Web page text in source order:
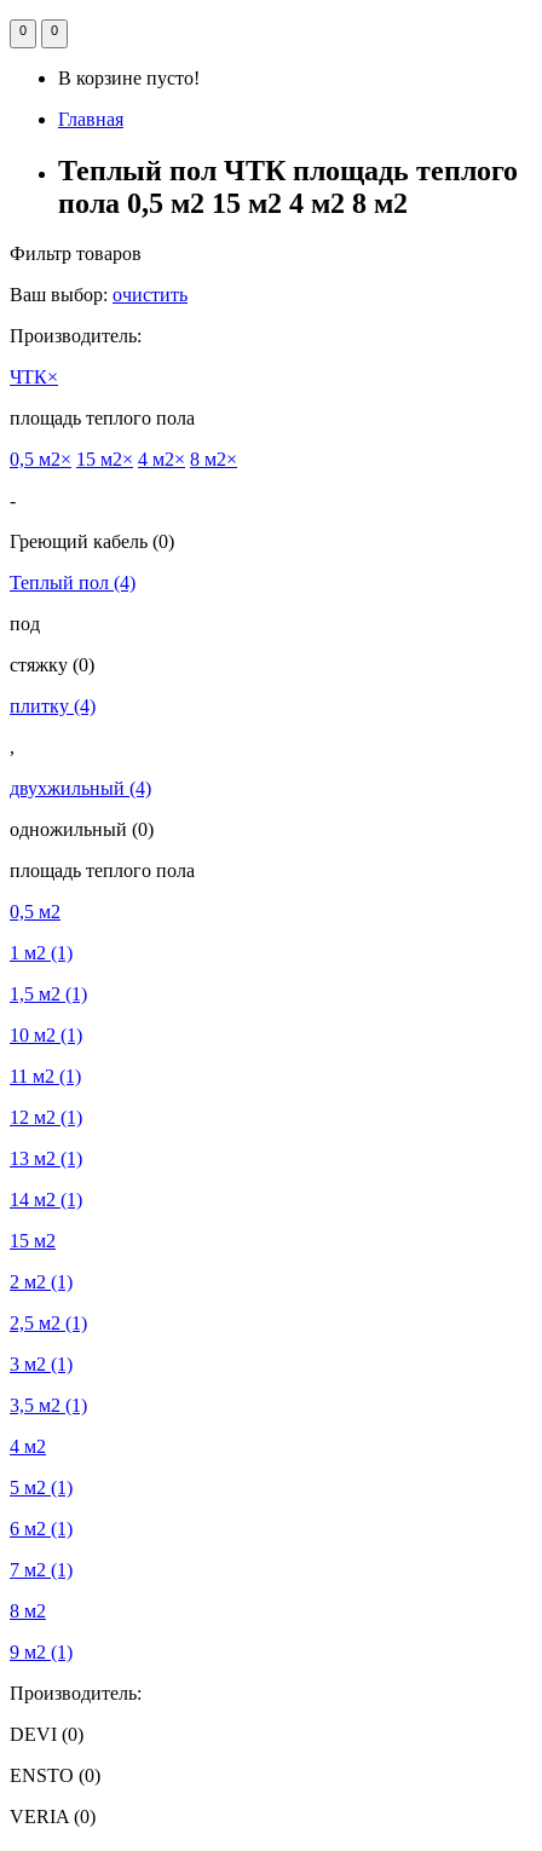
0 0
В корзине пусто!
Главная
Теплый пол ЧТК площадь теплого
пола 0,5 м2 15 м2 4 м2 8 м2
Фильтр товаров
Ваш выбор: очистить
Производитель:
ЧТК×
площадь теплого пола
0,5 м2× 15 м2× 4 м2× 8 м2×
-
Греющий кабель (0)
Теплый пол (4)
под
cтяжку (0)
плитку (4)
,
двухжильный (4)
одножильный (0)
площадь теплого пола
0,5 м2
1 м2 (1)
1,5 м2 (1)
10 м2 (1)
11 м2 (1)
12 м2 (1)
13 м2 (1)
14 м2 (1)
15 м2
2 м2 (1)
2,5 м2 (1)
3 м2 (1)
3,5 м2 (1)
4 м2
5 м2 (1)
6 м2 (1)
7 м2 (1)
8 м2
9 м2 (1)
Производитель:
DEVI (0)
ENSTO (0)
VERIA(0)